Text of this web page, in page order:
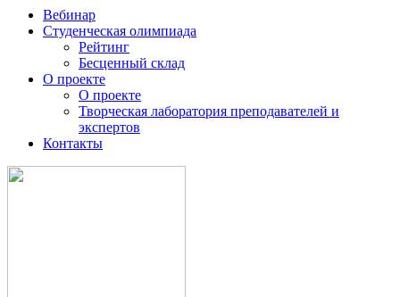
Вебинар
Студенческая олимпиада
Рейтинг
Бесценный склад
О проекте
О проекте
Творческая лаборатория преподавателей и
экспертов
Контакты